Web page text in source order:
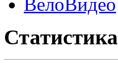
ВелоВидео
Статистика